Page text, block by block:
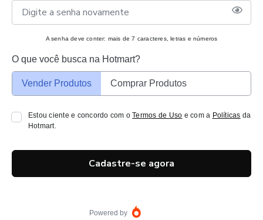
A senha deve conter: mais de 7 caracteres, letras e números
O que você busca na Hotmart?
Vender Produtos Comprar Produtos
Estou ciente e concordo com oTermos de Uso e com a Políticas da
Hotmart.
Cadastre-se agora
Powered by